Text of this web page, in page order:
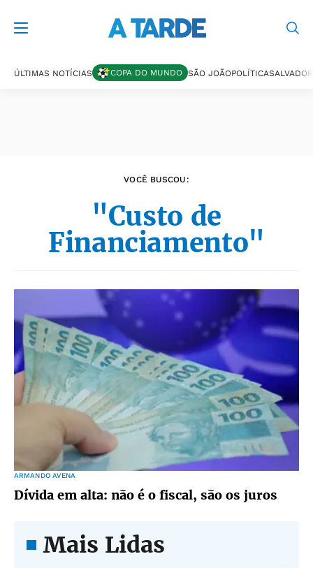
ÚLTIMAS NOTÍCIAS COPA DO MUNDO SÃO JOÃOPOLÍTICASALVADOR
VOCÊ BUSCOU:
"Custo de
Financiamento"
ARMANDO AVENA
Dívida em alta: não é o fiscal, são os juros
Mais Lidas